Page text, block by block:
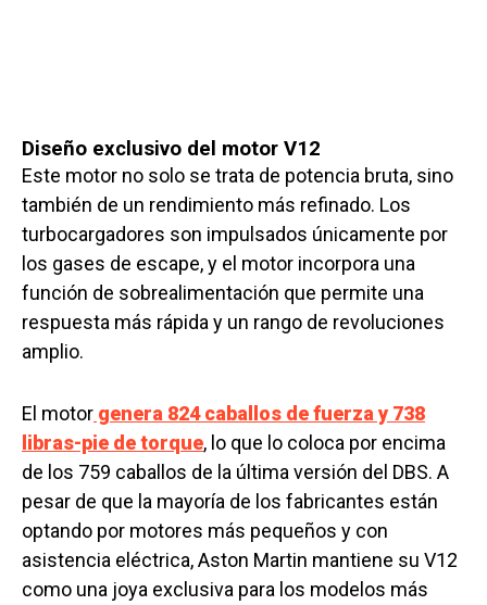
Diseño exclusivo del motor V12
Este motor no solo se trata de potencia bruta, sino
también de un rendimiento más refinado. Los
turbocargadores son impulsados únicamente por
los gases de escape, y el motor incorpora una
función de sobrealimentación que permite una
respuesta más rápida y un rango de revoluciones
amplio.
El motor genera 824 caballos de fuerza y 738
libras-pie de torque, lo que lo coloca por encima
de los 759 caballos de la última versión del DBS. A
pesar de que la mayoría de los fabricantes están
optando por motores más pequeños y con
asistencia eléctrica, Aston Martin mantiene su V12
como una joya exclusiva para los modelos más